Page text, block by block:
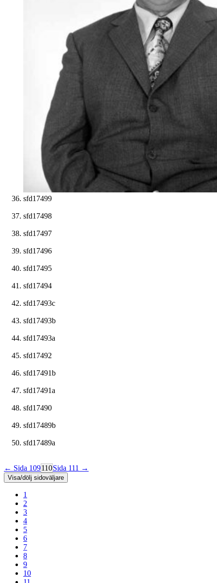
sfd17499
sfd17498
sfd17497
sfd17496
sfd17495
sfd17494
sfd17493c
sfd17493b
sfd17493a
sfd17492
sfd17491b
sfd17491a
sfd17490
sfd17489b
sfd17489a
← Sida 109110Sida 111 →
Visa/dölj sidoväljare
1
2
3
4
5
6
7
8
9
10